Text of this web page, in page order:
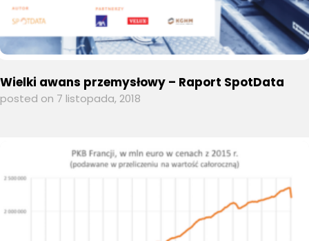
Wielki awans przemysłowy – Raport SpotData
posted on 7 listopada, 2018